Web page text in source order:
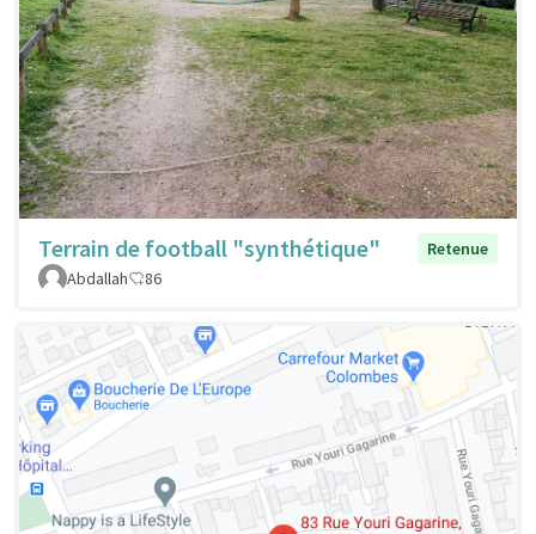
Terrain de football "synthétique"
Retenue
Abdallah
86